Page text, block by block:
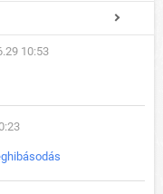
10:53